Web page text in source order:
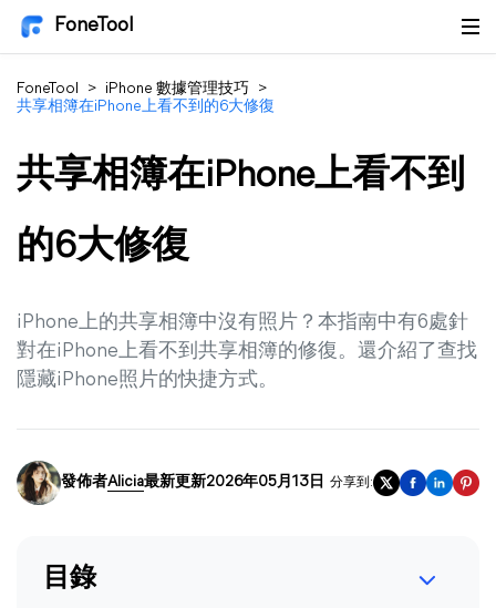
FoneTool
FoneTool > iPhone 數據管理技巧
>
共享相簿在iPhone上看不到的6大修復
共享相簿在iPhone上看不到
的6大修復
iPhone上的共享相簿中沒有照片？本指南中有6處針
對在iPhone上看不到共享相簿的修復。還介紹了查找
隱藏iPhone照片的快捷方式。
發佈者Alicia最新更新2026年05月13日 分享到:
目錄